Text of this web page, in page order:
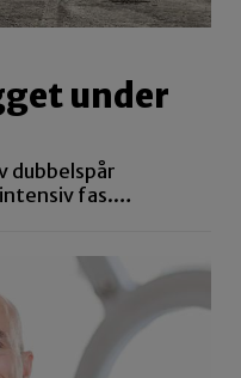
under
dubbelspår
fas.…